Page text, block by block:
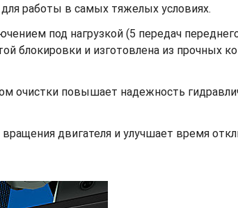
работы в самых тяжелых условиях.
под нагрузкой (5 передач
блокировки и изготовлена из прочных
очистки повышает надежность
двигателя и улучшает время